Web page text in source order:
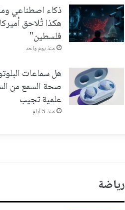
ذكاء اصطناعي
هكذا تُلاحق
فلسطين"
منذ يوم واحد
هل سماعات
صحة السمع من
علمية تجيب
منذ 5 أيام
رياضة